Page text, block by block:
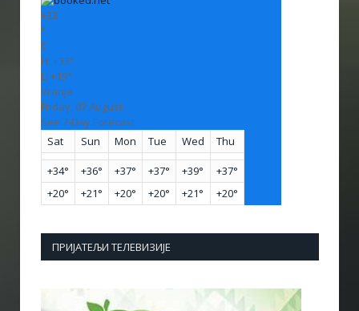
+33
°
C
H: +33°
L: +19°
Vranje
Friday, 07 August
See 7-Day Forecast
Sat
Sun Mon Tue Wed Thu
+34° +36° +37° +37° +39° +37°
+20° +21° +20° +20° +21° +20°
ПРИЈАТЕЉИ ТЕЛЕВИЗИЈЕ